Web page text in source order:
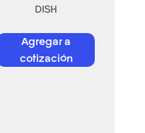
DISH
Agregar a
cotización